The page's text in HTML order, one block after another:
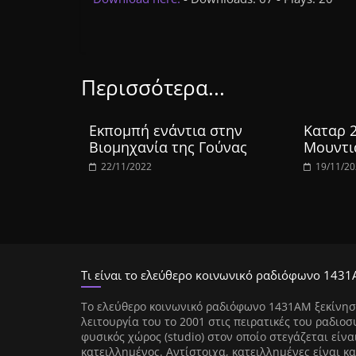
Περισσότερα...
Εκπομπή ενάντια στην
Βιομηχανία της Γούνας
22/11/2022
Καταρ
19/11/
Τι είναι το ελεύθερο κοινωνικό ραδιόφωνο
Tο ελεύθερο κοινωνικό ραδιόφωνο 1431AM
λειτουργία του το 2001 στις πειρατικές του
φυσικός χώρος (studio) στον οποίο στεγάζεται
κατειλλημένος. Αντίστοιχα, κατειλλημένες είναι